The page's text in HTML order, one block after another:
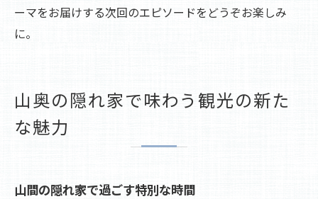
ーマをお届けする次回のエピソードをどうぞお楽しみ
に。
山奥の隠れ家で味わう観光の新た
な魅力
山間の隠れ家で過ごす特別な時間